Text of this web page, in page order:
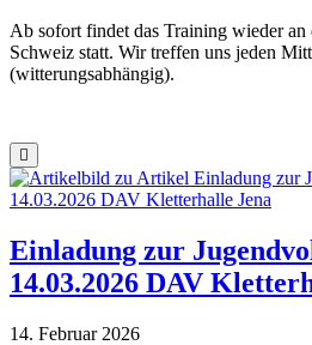
Ab sofort findet das Training wieder an
Schweiz statt. Wir treffen uns jeden
(witterungsabhängig).
Einladung zur
14.03.2026 DAV
14. Februar 2026